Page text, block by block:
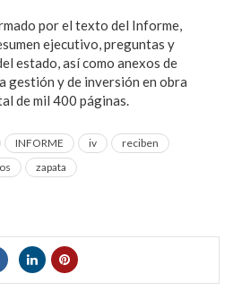
por el texto del Informe,
ejecutivo, preguntas y
estado, así como anexos de
gestión y de inversión en obra
de mil 400 páginas.
INFORME iv
reciben
zapata